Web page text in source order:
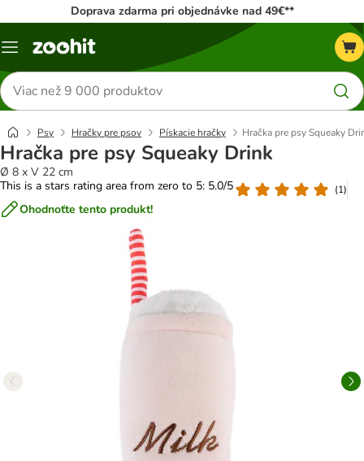
Doprava zdarma pri objednávke nad 49€**
Kategórie
Hľadať
produkty
Psy Hračky pre psov Pískacie hračky Hračka pre psy Squeaky
Hračka pre psy Squeaky Drink
Ø 8 x V 22 cm
This is a stars rating area from zero to 5: 5.0/5
(1)
Ohodnoťte tento produkt!